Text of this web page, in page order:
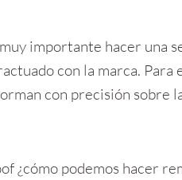
importante hacer una
con la marca. Para
con precisión
¿cómo podemos hacer